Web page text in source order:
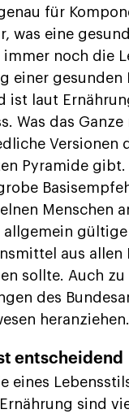
für
was eine
immer noch die
einer
ist laut
Was das
Versionen
Pyramide
Menschen
allgemein
aus
sollte. Auch
des
heranziehen.
entscheidend
eines
sind